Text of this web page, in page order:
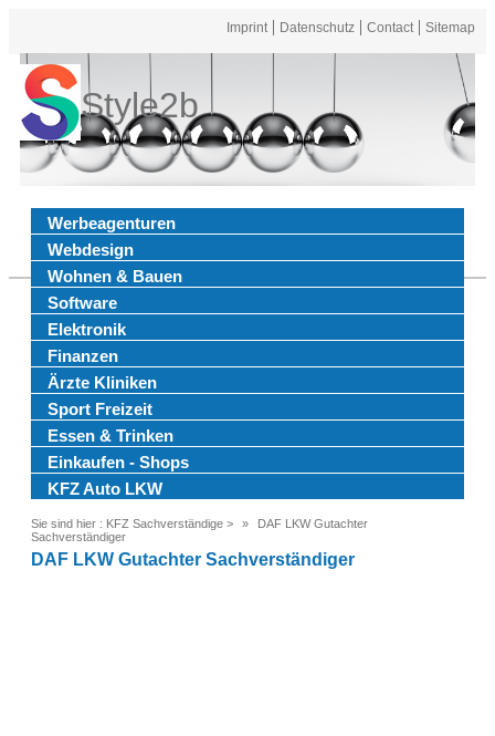
Imprint Datenschutz Contact Sitemap
Style2b
Werbeagenturen
Webdesign
Wohnen & Bauen
Software
Elektronik
Finanzen
Ärzte Kliniken
Sport Freizeit
Essen & Trinken
Einkaufen - Shops
KFZ Auto LKW
Sie sind hier : KFZ Sachverständige >
DAF LKW Gutachter
Sachverständiger
DAF LKW Gutachter Sachverständiger